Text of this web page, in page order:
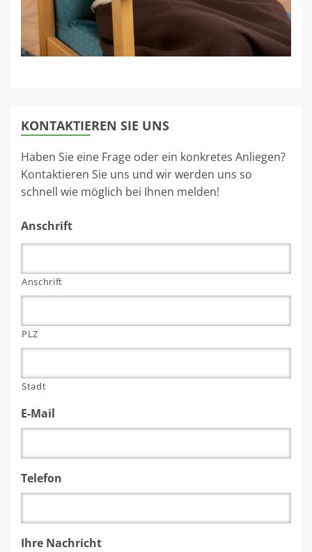
KONTAKTIEREN SIE UNS
Haben Sie eine Frage oder ein konkretes Anliegen?
Kontaktieren Sie uns und wir werden uns so
schnell wie möglich bei Ihnen melden!
Anschrift
Anschrift
PLZ
Stadt
E-Mail
Telefon
Ihre Nachricht